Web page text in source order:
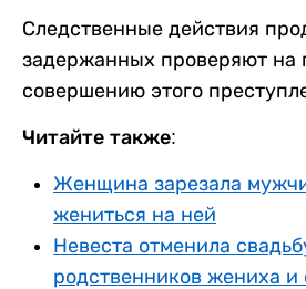
Следственные действия
задержанных проверяют на
совершению этого
Читайте также:
Женщина зарезала
жениться на ней
Невеста отменила
родственников жениха и